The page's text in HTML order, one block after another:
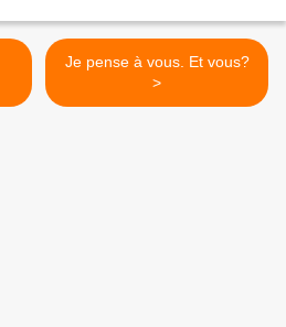
Je pense à vous. Et vous?
>